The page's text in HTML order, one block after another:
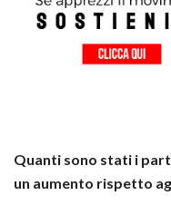
Quanti sono stati i
un aumento rispetto